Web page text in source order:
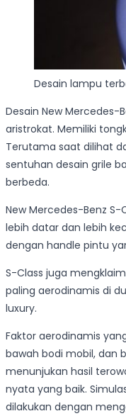
Desain lampu
Desain New Mercedes-
aristrokat. Memiliki
Terutama saat dilihat
sentuhan desain grile
berbeda.
New Mercedes-Benz
lebih datar dan lebih
dengan handle pintu
S-Class juga
paling aerodinamis di
luxury.
Faktor aerodinamis
bawah bodi mobil, dan
menunjukan hasil
nyata yang baik.
dilakukan dengan